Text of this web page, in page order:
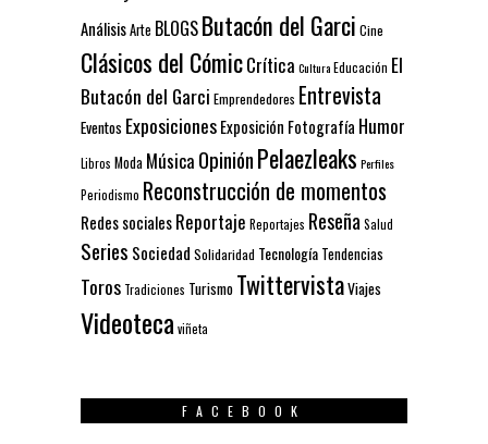
AnálisisArte BLOGSButacón del Garci Cine
Clásicos del CómicCrítica CulturaEducación El
Butacón del Garci Emprendedores Entrevista
Eventos ExposicionesExposición Fotografía Humor
Libros Moda Música OpiniónPelaezleaks Perfiles
Periodismo Reconstrucción de momentos
Redes socialesReportaje Reportajes Reseña Salud
Series Sociedad Solidaridad Tecnología Tendencias
Toros Tradiciones Turismo TwittervistaViajes
Videoteca viñeta
FACEBOOK